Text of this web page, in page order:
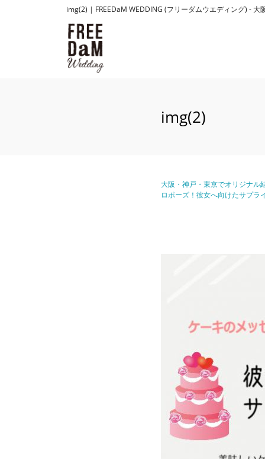
img(2) | FREEDaM WEDDING (フリーダムウエディング) -
img(2)
大阪・神戸・東京でオリジナル
ロポーズ！彼女へ向けたサプラ